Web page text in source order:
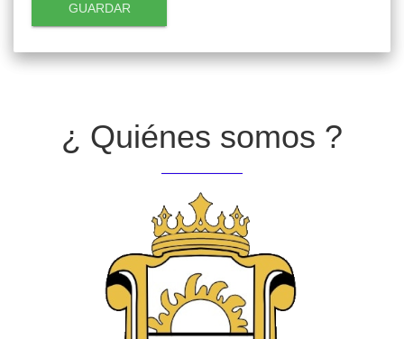
GUARDAR
¿ Quiénes somos ?